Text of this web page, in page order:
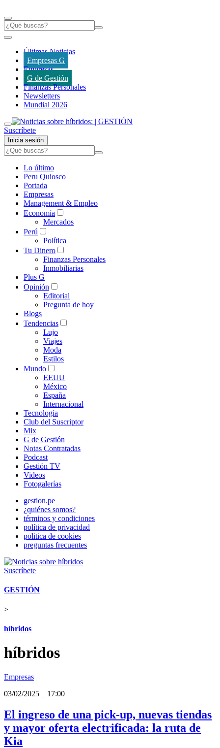
Últimas Noticias
Empresas G
Empresas
G de Gestión
Finanzas Personales
Newsletters
Mundial 2026
Suscríbete
Inicia sesión
Lo último
Peru Quiosco
Portada
Empresas
Management & Empleo
Economía
Mercados
Perú
Política
Tu Dinero
Finanzas Personales
Inmobiliarias
Plus G
Opinión
Editorial
Pregunta de hoy
Blogs
Tendencias
Lujo
Viajes
Moda
Estilos
Mundo
EEUU
México
España
Internacional
Tecnología
Club del Suscriptor
Mix
G de Gestión
Notas Contratadas
Podcast
Gestión TV
Videos
Fotogalerías
gestion.pe
¿quiénes somos?
términos y condiciones
política de privacidad
politica de cookies
preguntas frecuentes
Suscríbete
GESTIÓN
>
híbridos
híbridos
Empresas
03/02/2025
17:00
El ingreso de una pick-up, nuevas tiendas
y mayor oferta electrificada: la ruta de
Kia